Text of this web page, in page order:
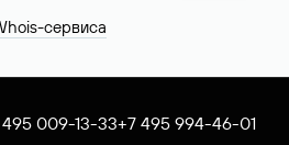
сервиса
009-13-33+7 495 994-46-01